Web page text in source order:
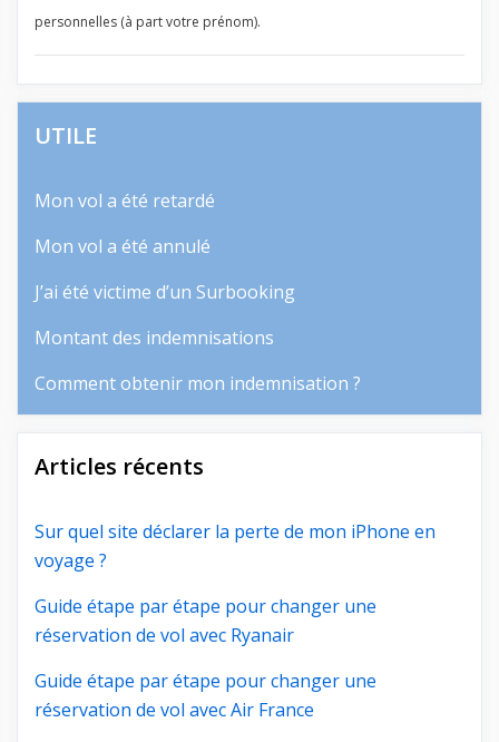
personnelles (à part votre prénom).
UTILE
Mon vol a été retardé
Mon vol a été annulé
J’ai été victime d’un Surbooking
Montant des indemnisations
Comment obtenir mon indemnisation ?
Articles récents
Sur quel site déclarer la perte de mon iPhone en
voyage ?
Guide étape par étape pour changer une
réservation de vol avec Ryanair
Guide étape par étape pour changer une
réservation de vol avec Air France